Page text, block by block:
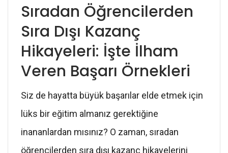
Sıradan Öğrencilerden
Sıra Dışı Kazanç
Hikayeleri: İşte İlham
Veren Başarı Örnekleri
Siz de hayatta büyük başarılar elde etmek için
lüks bir eğitim almanız gerektiğine
inananlardan mısınız? O zaman, sıradan
öğrencilerden sıra dışı kazanç hikayelerini